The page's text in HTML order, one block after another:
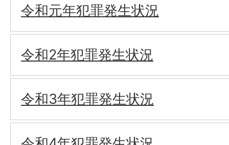
令和元年犯罪発生状況
令和2年犯罪発生状況
令和3年犯罪発生状況